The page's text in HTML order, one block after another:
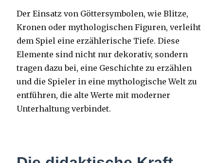
Der Einsatz von Göttersymbolen, wie Blitze,
Kronen oder mythologischen Figuren, verleiht
dem Spiel eine erzählerische Tiefe. Diese
Elemente sind nicht nur dekorativ, sondern
tragen dazu bei, eine Geschichte zu erzählen
und die Spieler in eine mythologische Welt zu
entführen, die alte Werte mit moderner
Unterhaltung verbindet.